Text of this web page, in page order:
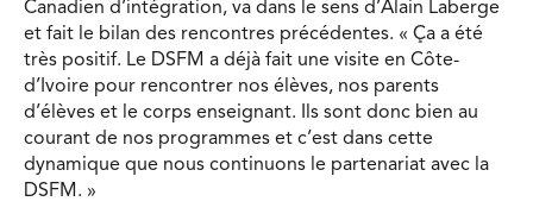
Canadien d’intégration, va dans le sens d’Alain Laberge
et fait le bilan des rencontres précédentes. « Ça a été
très positif. Le DSFM a déjà fait une visite en Côte-
d’Ivoire pour rencontrer nos élèves, nos parents
d’élèves et le corps enseignant. Ils sont donc bien au
courant de nos programmes et c’est dans cette
dynamique que nous continuons le partenariat avec la
DSFM. »